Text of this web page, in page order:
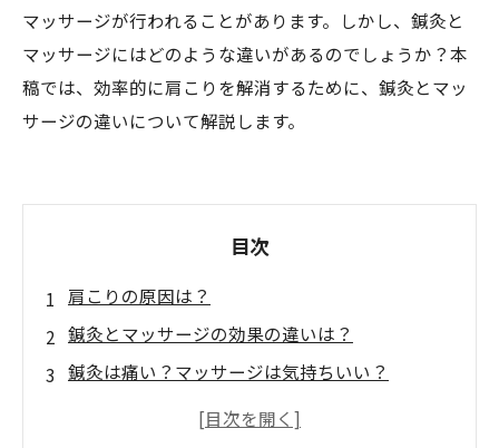
マッサージが行われることがあります。しかし、鍼灸と
マッサージにはどのような違いがあるのでしょうか？本
稿では、効率的に肩こりを解消するために、鍼灸とマッ
サージの違いについて解説します。
目次
肩こりの原因は？
鍼灸とマッサージの効果の違いは？
鍼灸は痛い？マッサージは気持ちいい？
鍼灸とマッサージを組み合わせると効果的？